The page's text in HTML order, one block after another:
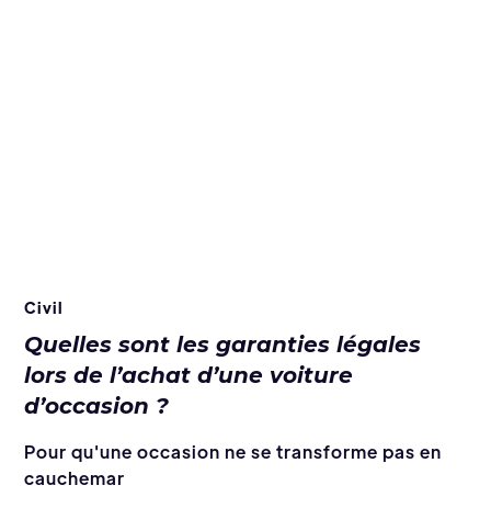
Civil
Quelles sont les garanties légales
lors de l’achat d’une voiture
d’occasion ?
Pour qu'une occasion ne se transforme pas en
cauchemar